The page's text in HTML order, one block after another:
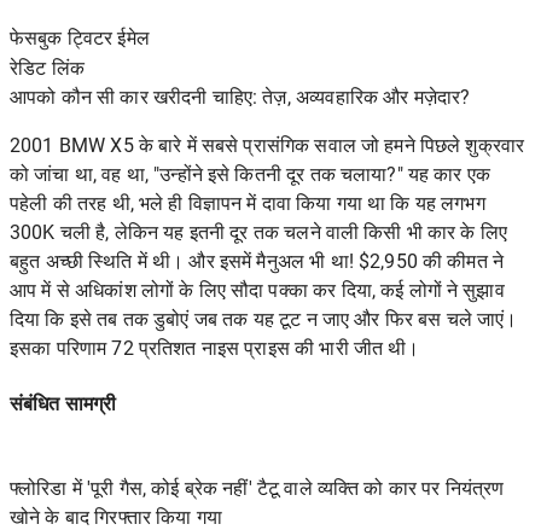
फेसबुक ट्विटर ईमेल
रेडिटलिंक
आपको कौन सी कार खरीदनी चाहिए: तेज़, अव्यवहारिक और मज़ेदार?
2001 BMW X5 के बारे में सबसे प्रासंगिक सवाल जो हमने पिछले शुक्रवार
को जांचा था, वह था, "उन्होंने इसे कितनी दूर तक चलाया?" यह कार एक
पहेली की तरह थी, भले ही विज्ञापन में दावा किया गया था कि यह लगभग
300K चली है, लेकिन यह इतनी दूर तक चलने वाली किसी भी कार के लिए
बहुत अच्छी स्थिति में थी। और इसमें मैनुअल भी था! $2,950 की कीमत ने
आप में से अधिकांश लोगों के लिए सौदा पक्का कर दिया, कई लोगों ने सुझाव
दिया कि इसे तब तक डुबोएं जब तक यह टूट न जाए और फिर बस चले जाएं।
इसका परिणाम 72 प्रतिशत नाइस प्राइस की भारी जीत थी।
संबंधित सामग्री
फ्लोरिडा में 'पूरी गैस, कोई ब्रेक नहीं' टैटू वाले व्यक्ति को कार पर नियंत्रण
खोने के बाद गिरफ्तार किया गया